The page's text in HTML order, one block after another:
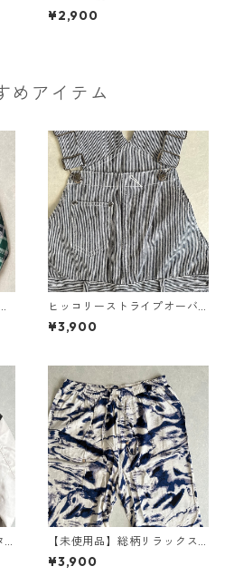
トパーカー 総柄 L 古着 メンズ
¥2,900
めアイテム
ヒッコリーストライプオーバ
ーオール ストライプ柄 M 古着
メンズ
¥3,900
【未使用品】総柄リラックス
イージーパンツ 総柄 2 古着 メ
ンズ
¥3,900